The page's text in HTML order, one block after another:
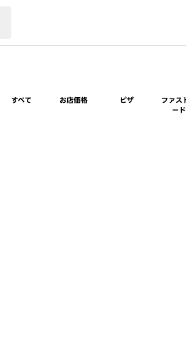
すべて お店価格 ピザ
ファス
ード